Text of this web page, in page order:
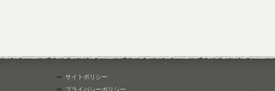
サイトポリシー
プライバシーポリシー